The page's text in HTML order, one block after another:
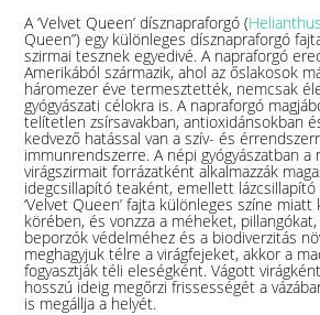
A ‘Velvet Queen’ dísznapraforgó (
Queen”) egy különleges dísznapraforgó
szirmai tesznek egyedivé. A napraforgó
Amerikából származik, ahol az őslakosok
háromezer éve termesztették, nemcsak
gyógyászati célokra is. ​A napraforgó
telítetlen zsírsavakban, antioxidánsokban
kedvező hatással van a szív- és
immunrendszerre. A népi gyógyászatban a
virágszirmait forrázatként alkalmazzák
idegcsillapító teaként, emellett
‘Velvet Queen’ fajta különleges színe
körében, és vonzza a méheket, pillangókat,
beporzók védelméhez és a biodiverzitás
meghagyjuk télre a virágfejeket, akkor a
fogyasztják téli eleségként.Vágott
hosszú ideig megőrzi frissességét a
is megállja a helyét.